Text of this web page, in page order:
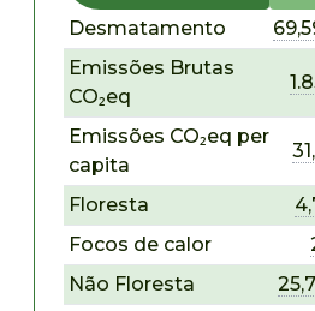
Desmatamento
Emissões Brutas
CO₂eq
Emissões CO₂eq per
capita
Floresta
Focos de calor
Não Floresta